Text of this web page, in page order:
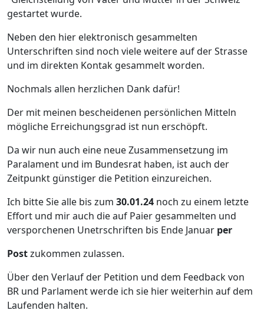
gestartet wurde.
Neben den hier elektronisch gesammelten
Unterschriften sind noch viele weitere auf der Strasse
und im direkten Kontak gesammelt worden.
Nochmals allen herzlichen Dank dafür!
Der mit meinen bescheidenen persönlichen Mitteln
mögliche Erreichungsgrad ist nun erschöpft.
Da wir nun auch eine neue Zusammensetzung im
Paralament und im Bundesrat haben, ist auch der
Zeitpunkt günstiger die Petition einzureichen.
Ich bitte Sie alle bis zum 30.01.24 noch zu einem letzte
Effort und mir auch die auf Paier gesammelten und
versporchenen Unetrschriften bis Ende Januar per
Postzukommen zulassen.
Über den Verlauf der Petition und dem Feedback von
BR und Parlament werde ich sie hier weiterhin auf dem
Laufenden halten.